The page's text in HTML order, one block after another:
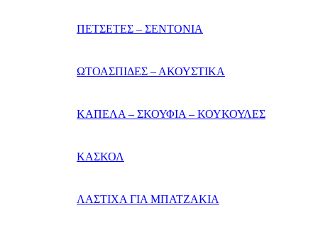
ΠΕΤΣΕΤΕΣ – ΣΕΝΤΟΝΙΑ
ΩΤΟΑΣΠΙΔΕΣ – ΑΚΟΥΣΤΙΚΑ
ΚΑΠΕΛΑ – ΣΚΟΥΦΙΑ – ΚΟΥΚΟΥΛΕΣ
ΚΑΣΚΟΛ
ΛΑΣΤΙΧΑ ΓΙΑ ΜΠΑΤΖΑΚΙΑ